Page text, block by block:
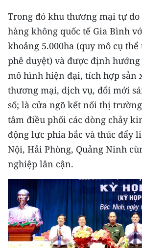
Trong đó khu thương mại tự do
hàng không quốc tế Gia Bình
khoảng 5.000ha (quy mô cụ
phê duyệt) và được định
mô hình hiện đại, tích hợp sản
thương mại, dịch vụ, đổi mới
số; là cửa ngõ kết nối thị
tâm điều phối các dòng chảy
động lực phía bắc và thúc đẩy
Nội, Hải Phòng, Quảng Ninh
nghiệp lân cận.